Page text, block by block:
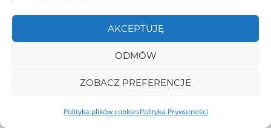
AKCEPTUJĘ
ODMÓW
ZOBACZ PREFERENCJE
Polityka plików cookiesPolityka Prywatności
Munţii Leaota
Góry Leaota to pasmo położone w centralnej
Południowych. Najwyższym …